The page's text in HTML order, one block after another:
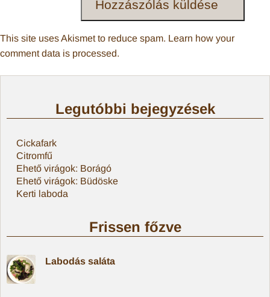
This site uses Akismet to reduce spam. Learn how your
comment data is processed.
Legutóbbi bejegyzések
Cickafark
Citromfű
Ehető virágok: Borágó
Ehető virágok: Büdöske
Kerti laboda
Frissen főzve
Labodás saláta